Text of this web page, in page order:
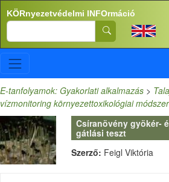
Ugrás a tartalomra
KÖRnyezetvédelmi INFOrmáció
Search
E-tanfolyamok: Gyakorlati alkalmazás >
vízmonitoring környezettoxikológiai
Csíranövény gyökér-
gátlási teszt
Szerző: Feigl Viktória